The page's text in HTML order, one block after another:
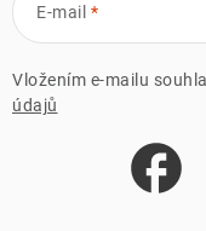
E-mail
Vložením e-mailu
údajů